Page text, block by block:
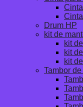
Drum HP
kit de
kit
kit
kit
Tambor